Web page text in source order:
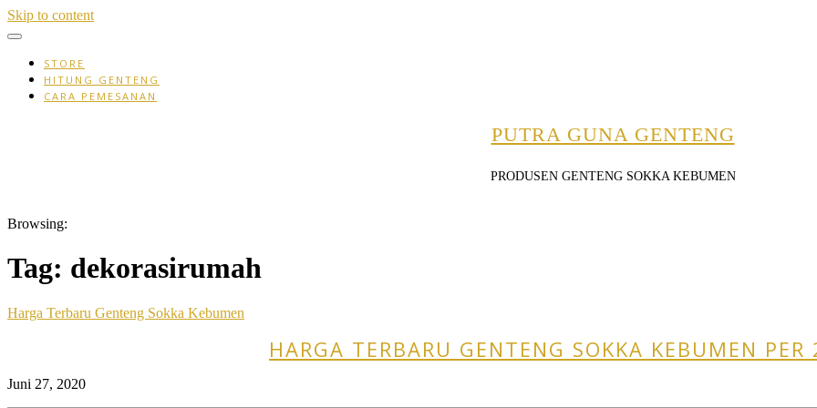
Skip to content
STORE
HITUNG GENTENG
CARA PEMESANAN
PUTRA GUNA GENTENG
PRODUSEN GENTENG SOKKA KEBUMEN
Browsing:
Tag: dekorasirumah
Harga Terbaru Genteng Sokka Kebumen
HARGA TERBARU GENTENG SOKKA KEBUMEN
Juni 27, 2020